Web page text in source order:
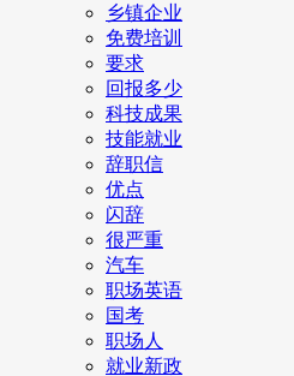
乡镇企业
免费培训
要求
回报多少
科技成果
技能就业
辞职信
优点
闪辞
很严重
汽车
职场英语
国考
职场人
就业新政